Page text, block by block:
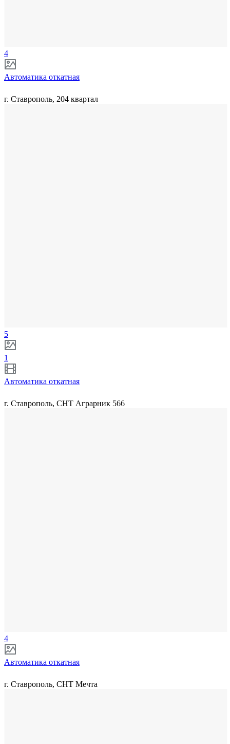
4
Автоматика откатная
г. Ставрополь, 204 квартал
5
1
Автоматика откатная
г. Ставрополь, СНТ Аграрник 566
4
Автоматика откатная
г. Ставрополь, СНТ Мечта